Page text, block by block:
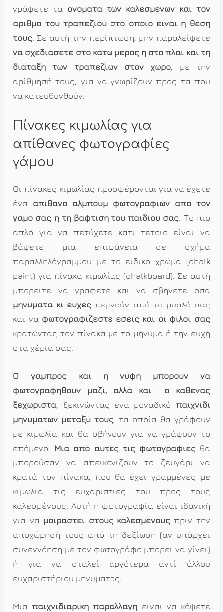
γράψετε τα ονόματα των καλεσμένων και τον
αριθμό του τραπεζιού στο οποίο είναι η θέση
τους. Σε αυτή την περίπτωση, μην παραλείψετε
να σχεδιάσετε στο κάτω μέρος ή στο πλάι και τη
διάταξη των τραπεζιών στον χώρο, με την
αρίθμησή τους, για να γνωρίζουν προς τα πού
να κατευθυνθούν.
Πίνακες κιμωλίας για
απίθανες φωτογραφίες
γάμου
Οι πίνακες κιμωλίας προσφέρονται για να έχετε
ένα απίθανο άλμπουμ φωτογραφιών από τον
γάμο σας ή τη βαφτιση του παιδιού σας. Το πιο
απλό για να πετύχετε κάτι τέτοιο είναι να
βάψετε μια επιφάνεια σε σχήμα
παραλληλόγραμμου με το ειδικό χρώμα (chalk
paint) για πίνακα κιμωλίας (chalkboard). Σε αυτή
μπορείτε να γράφετε και να σβήνετε όσα
μηνύματα κι ευχές περνούν από το μυαλό σας
και να φωτογραφίζεστε εσείς και οι φίλοι σας
κρατώντας τον πίνακα με το μήνυμα ή την ευχή
στα χέρια σας.
Ο γαμπρός και η νύφη μπορούν να
φωτογραφηθούν μαζί, αλλά και ο καθένας
ξεχωριστά, ξεκινώντας ένα μοναδικό παιχνίδι
μηνυμάτων μεταξύ τους, τα οποία θα γράφουν
με κιμωλία και θα σβήνουν για να γράψουν το
επόμενο. Μια από αυτές τις φωτογραφίεςθα
μπορούσαν να απεικονίζουν το ζευγάρι να
κρατά τον πίνακα, που θα έχει γραμμένες με
κιμωλία τις ευχαριστίες του προς τους
καλεσμένους. Αυτή η φωτογραφία είναι ιδανική
για να μοιραστεί στους καλεσμένουςπριν την
αποχώρησή τους από τη δεξίωση (αν υπάρχει
συνεννόηση με τον φωτογράφο μπορεί να γίνει)
ή για να σταλεί αργότερα αντί άλλου
ευχαριστήριου μηνύματος.
Μια παιχνιδιάρικη παραλλαγή είναι να κόψετε